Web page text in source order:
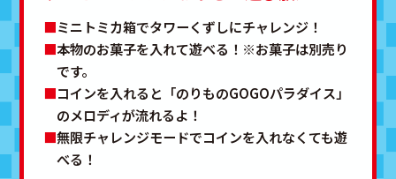
ミニトミカ箱でタワーくずしにチャレンジ！
本物のお菓子を入れて遊べる！※お菓子は別売り
です。
コインを入れると「のりものGOGOパラダイス」
のメロディが流れるよ！
無限チャレンジモードでコインを入れなくても遊
べる！